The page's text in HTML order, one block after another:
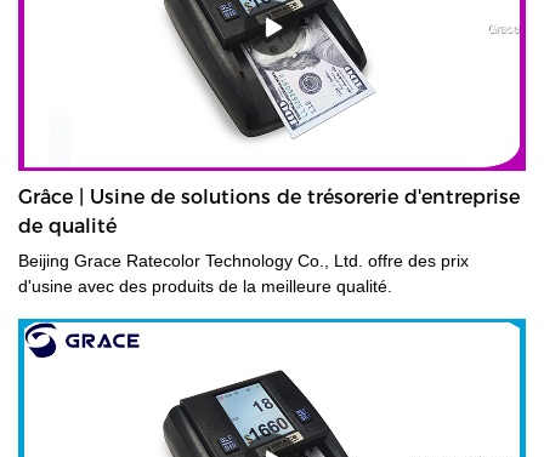
Grâce | Usine de solutions de trésorerie d'entreprise
de qualité
Beijing Grace Ratecolor Technology Co., Ltd. offre des prix
d'usine avec des produits de la meilleure qualité.